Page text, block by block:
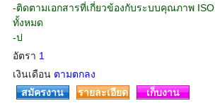
-ติดตามเอกสารที่เกี่ยวข้องกับระบบคุณภาพ ISO
ทั้งหมด
-ป
อัตรา 1
เงินเดือน ตามตกลง
สมัครงาน รายละเอียด เก็บงาน